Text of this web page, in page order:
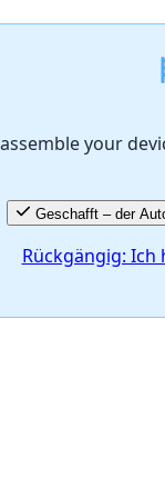
your
Geschafft – der
Rückgängig: Ich